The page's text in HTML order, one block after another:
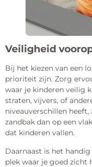
Veiligheid
Bij het kiezen van een
prioriteit zijn. Zorg
waar je kinderen veilig
straten, vijvers, of
niveauverschillen heeft,
zandbak dan op een
dat kinderen vallen.
Daarnaast is het
plek waar je goed zicht